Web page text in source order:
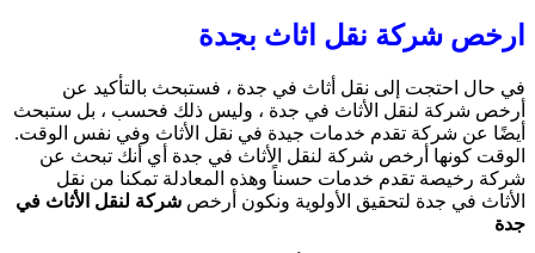
ارخص شركة نقل اثاث بجدة
في حال احتجت إلى نقل أثاث في جدة ، فستبحث بالتأكيد عن
أرخص شركة لنقل الأثاث في جدة ، وليس ذلك فحسب ، بل ستبحث
أيضًا عن شركة تقدم خدمات جيدة في نقل الأثاث وفي نفس الوقت.
الوقت كونها أرخص شركة لنقل الأثاث في جدة أي أنك تبحث عن
شركة رخيصة تقدم خدمات حسناً وهذه المعادلة تمكنا من نقل
الأثاث في جدة لتحقيق الأولوية ونكون أرخص شركة لنقل الأثاث في
جدة